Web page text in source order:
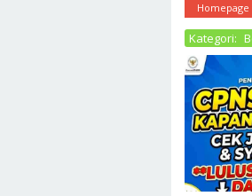
Homepage
Kategori: